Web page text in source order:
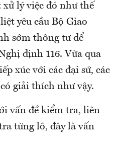
lý việc đó như thế
yêu cầu Bộ Giao
sớm thông tư để
định 116. Vừa qua
xúc với các đại sứ, các
giải thích như vậy.
vấn đề kiểm tra, liên
từng lô, đây là vấn